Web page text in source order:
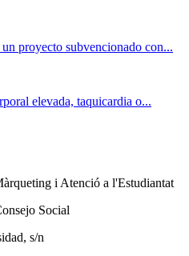
proyecto subvencionado con...
elevada, taquicardia o...
i Atenció a l'Estudiantat
Social
s/n